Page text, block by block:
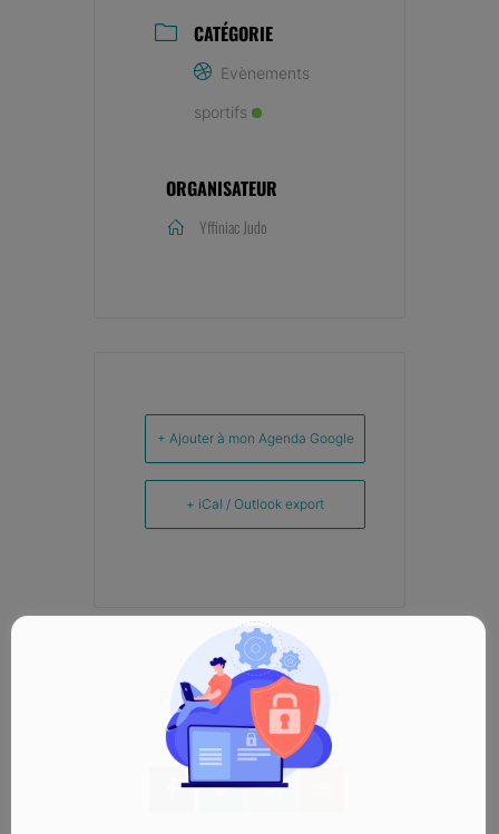
CATÉGORIE
Evènements
sportifs
ORGANISATEUR
Yffiniac Judo
+ Ajouter à mon Agenda Google
+ iCal / Outlook export
PARTAGEZ CET ÉVÉNEMENT